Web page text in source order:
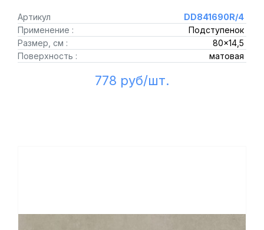
Артикул
DD841690R/4
Применение :
Подступенок
Размер, см :
80x14,5
Поверхность :
матовая
778 руб/шт.